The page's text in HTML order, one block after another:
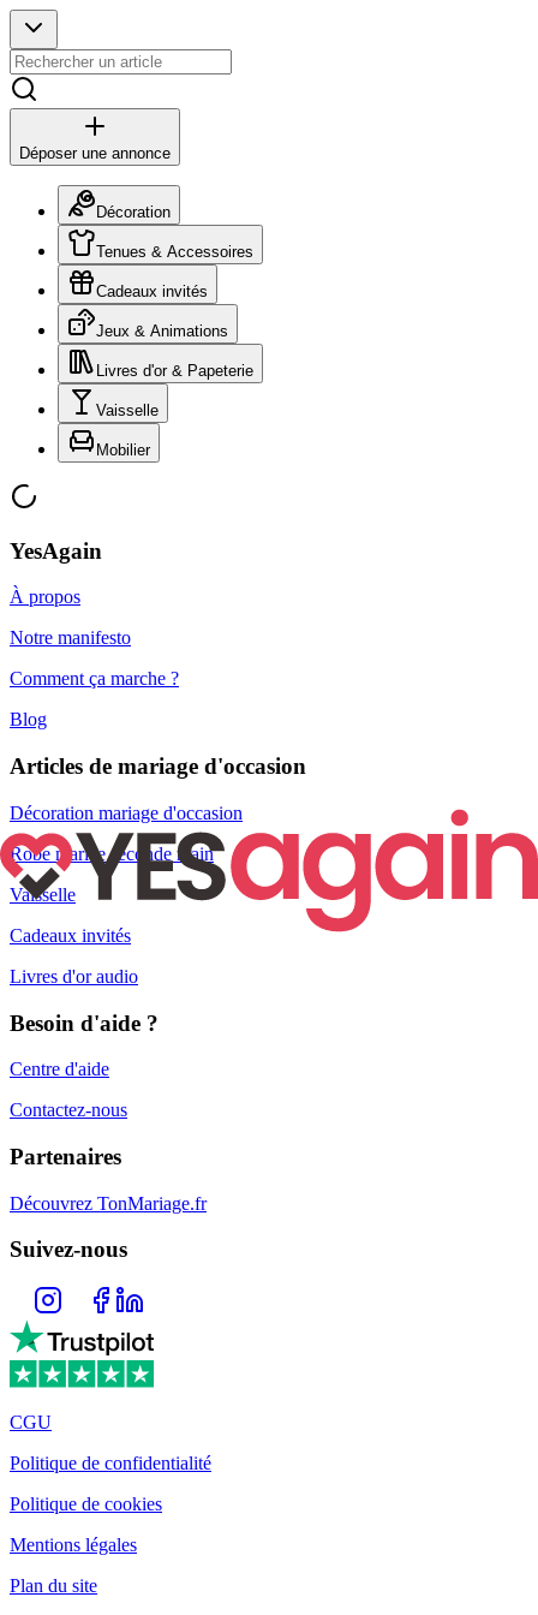
Déposer une annonce
Décoration
Tenues & Accessoires
Cadeaux invités
Jeux & Animations
Livres d'or & Papeterie
Vaisselle
Mobilier
YesAgain
À propos
Notre manifesto
Comment ça marche ?
Blog
Articles de mariage d'occasion
Décoration mariage d'occasion
Robe mariée seconde main
Vaisselle
Cadeaux invités
Livres d'or audio
Besoin d'aide ?
Centre d'aide
Contactez-nous
Partenaires
Découvrez TonMariage.fr
Suivez-nous
CGU
Politique de confidentialité
Politique de cookies
Mentions légales
Plan du site